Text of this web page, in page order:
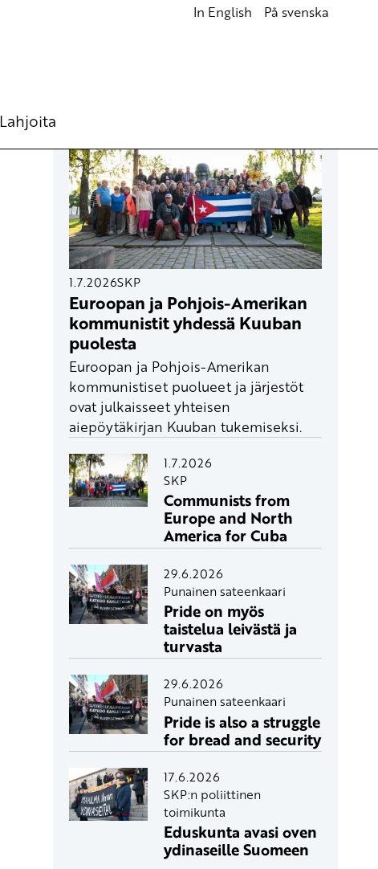
In English På svenska
Lahjoita
1.7.2026SKP
Euroopan ja Pohjois-Amerikan
kommunistit yhdessä Kuuban
puolesta
Euroopan ja Pohjois-Amerikan
kommunistiset puolueet ja järjestöt
ovat julkaisseet yhteisen
aiepöytäkirjan Kuuban tukemiseksi.
1.7.2026
SKP
Communists from
Europe and North
America for Cuba
29.6.2026
Punainen sateenkaari
Pride on myös
taistelua leivästä ja
turvasta
29.6.2026
Punainen sateenkaari
Pride is also a struggle
for bread and security
17.6.2026
SKP:n poliittinen
toimikunta
Eduskunta avasi oven
ydinaseille Suomeen